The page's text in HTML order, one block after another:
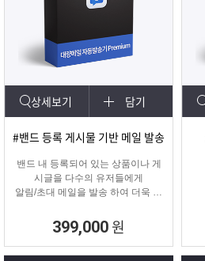
상세보기 담기
#밴드 등록 게시물 기반 메일 발송
밴드 내 등록되어 있는 상품이나 게
시글을 다수의 유저들에게
알림/초대 메일을 발송 하여 더욱 효
프로그램입니다.
399,000 원